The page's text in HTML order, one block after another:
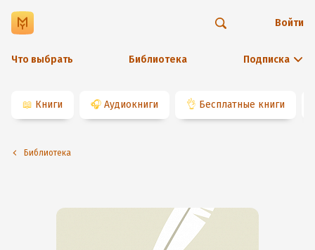
Что выбрать Библиотека Подписка
Войти
📖 Книги 🎧 Аудиокниги 👌 Бесплатные книги
Библиотека